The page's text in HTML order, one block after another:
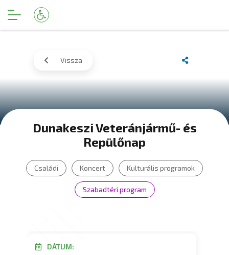
Vissza
Dunakeszi Veteránjármű- és
Repülőnap
Családi Koncert Kulturális programok
Szabadtéri program
DÁTUM: